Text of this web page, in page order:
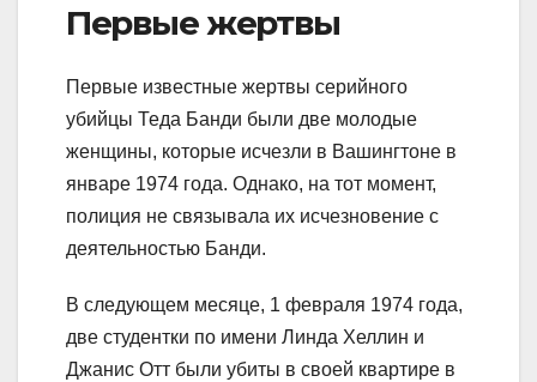
Первые жертвы
Первые известные жертвы серийного
убийцы Теда Банди были две молодые
женщины, которые исчезли в Вашингтоне в
январе 1974 года. Однако, на тот момент,
полиция не связывала их исчезновение с
деятельностью Банди.
В следующем месяце, 1 февраля 1974 года,
две студентки по имени Линда Хеллин и
Джанис Отт были убиты в своей квартире в